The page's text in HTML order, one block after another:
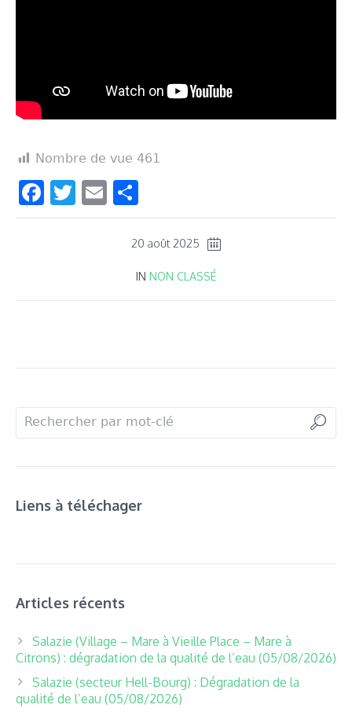
Nombre de vue 461
Facebook
Twitter
Email
20 août 2025
IN NON CLASSÉ
Liens à téléchager
Articles récents
Salazie (Village – Mare à Vieille Place – Mare à
Citrons) : dégradation de la qualité de l’eau (05/08/2026)
Salazie (secteur Hell-Bourg) : Dégradation de la
qualité de l’eau (05/08/2026)